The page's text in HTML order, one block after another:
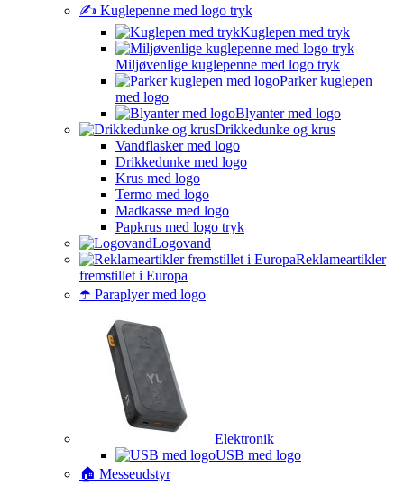
✍️ Kuglepenne med logo tryk
Kuglepen med tryk
Miljøvenlige kuglepenne med logo tryk
Parker kuglepen
med logo
Blyanter med logo
Drikkedunke og krus
Vandflasker med logo
Drikkedunke med logo
Krus med logo
Termo med logo
Madkasse med logo
Papkrus med logo tryk
Logovand
Reklameartikler
fremstillet i Europa
☂️ Paraplyer med logo
Elektronik
USB med logo
🏠 Messeudstyr